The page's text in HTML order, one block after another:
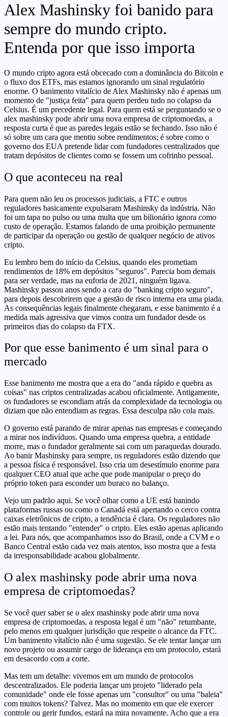
Alex Mashinsky foi banido para
sempre do mundo cripto.
Entenda por que isso importa
O mundo cripto agora está obcecado com a dominância do Bitcoin e
o fluxo dos ETFs, mas estamos ignorando um sinal regulatório
enorme. O banimento vitalício de Alex Mashinsky não é apenas um
momento de "justiça feita" para quem perdeu tudo no colapso da
Celsius. É um precedente legal. Para quem está se perguntando se o
alex mashinsky pode abrir uma nova empresa de criptomoedas, a
resposta curta é que as paredes legais estão se fechando. Isso não é
só sobre um cara que mentiu sobre rendimentos; é sobre como o
governo dos EUA pretende lidar com fundadores centralizados que
tratam depósitos de clientes como se fossem um cofrinho pessoal.
O que aconteceu na real
Para quem não leu os processos judiciais, a FTC e outros
reguladores basicamente expulsaram Mashinsky da indústria. Não
foi um tapa no pulso ou uma multa que um bilionário ignora como
custo de operação. Estamos falando de uma proibição permanente
de participar da operação ou gestão de qualquer negócio de ativos
cripto.
Eu lembro bem do início da Celsius, quando eles prometiam
rendimentos de 18% em depósitos "seguros". Parecia bom demais
para ser verdade, mas na euforia de 2021, ninguém ligava.
Mashinsky passou anos sendo a cara do "banking cripto seguro",
para depois descobrirem que a gestão de risco interna era uma piada.
As consequências legais finalmente chegaram, e esse banimento é a
medida mais agressiva que vimos contra um fundador desde os
primeiros dias do colapso da FTX.
Por que esse banimento é um sinal para o
mercado
Esse banimento me mostra que a era do "anda rápido e quebra as
coisas" nas criptos centralizadas acabou oficialmente. Antigamente,
os fundadores se escondiam atrás da complexidade da tecnologia ou
diziam que não entendiam as regras. Essa desculpa não cola mais.
O governo está parando de mirar apenas nas empresas e começando
a mirar nos indivíduos. Quando uma empresa quebra, a entidade
morre, mas o fundador geralmente sai com um paraquedas dourado.
Ao banir Mashinsky para sempre, os reguladores estão dizendo que
a pessoa física é responsável. Isso cria um desestímulo enorme para
qualquer CEO atual que ache que pode manipular o preço do
próprio token para esconder um buraco no balanço.
Vejo um padrão aqui. Se você olhar como a UE está banindo
plataformas russas ou como o Canadá está apertando o cerco contra
caixas eletrônicos de cripto, a tendência é clara. Os reguladores não
estão mais tentando "entender" o cripto. Eles estão apenas aplicando
a lei. Para nós, que acompanhamos isso do Brasil, onde a CVM e o
Banco Central estão cada vez mais atentos, isso mostra que a festa
da irresponsabilidade acabou globalmente.
O alex mashinsky pode abrir uma nova
empresa de criptomoedas?
Se você quer saber se o alex mashinsky pode abrir uma nova
empresa de criptomoedas, a resposta legal é um "não" retumbante,
pelo menos em qualquer jurisdição que respeite o alcance da FTC.
Um banimento vitalício não é uma sugestão. Se ele tentar lançar um
novo projeto ou assumir cargo de liderança em um protocolo, estará
em desacordo com a corte.
Mas tem um detalhe: vivemos em um mundo de protocolos
descentralizados. Ele poderia lançar um projeto "liderado pela
comunidade" onde ele fosse apenas um "consultor" ou uma "baleia"
com muitos tokens? Talvez. Mas no momento em que ele exercer
controle ou gerir fundos, estará na mira novamente. Acho que a era